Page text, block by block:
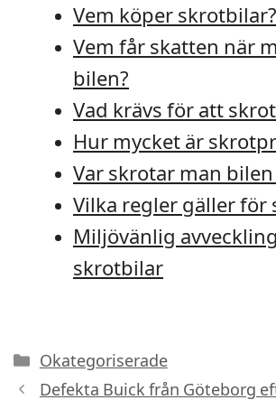
Vem köper skrotbilar?
Vem får skatten när
bilen?
Vad krävs för att
Hur mycket är
Var skrotar man
Vilka regler gäller för
Miljövänlig
skrotbilar
Kategorier
Okategoriserade
Defekta Buick från Göteborg